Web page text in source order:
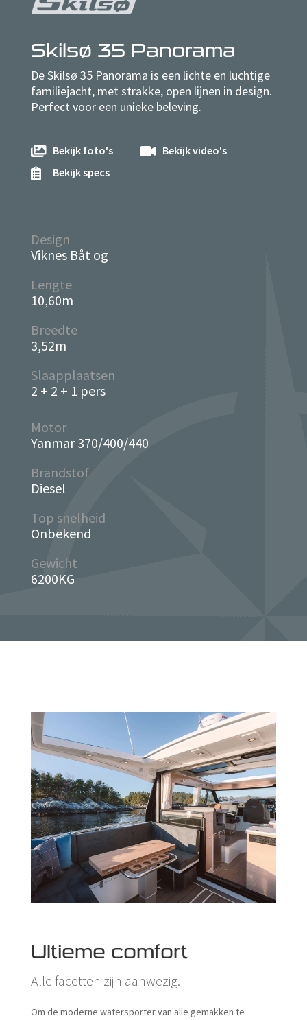
Skilsø 35 Panorama
De Skilsø 35 Panorama is een lichte en luchtige
familiejacht, met strakke, open lijnen in design.
Perfect voor een unieke beleving.
 Bekijk foto's  Bekijk video's
 Bekijk specs
Design
Viknes Båt og
Lengte
10,60m
Breedte
3,52m
Slaapplaatsen
2 + 2 + 1 pers
Motor
Yanmar 370/400/440
Brandstof
Diesel
Top snelheid
Onbekend
Gewicht
6200KG
Ultieme comfort
Alle facetten zijn aanwezig.
Om de moderne watersporter van alle gemakken te